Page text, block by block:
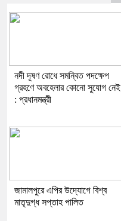
নদী দূষণ রোধে সমন্বিত পদক্ষেপ
গ্রহণে অবহেলার কোনো সুযোগ নেই
: প্রধানমন্ত্রী
জামালপুরে এপির উদ্যোগে বিশ্ব
মাতৃদুগ্ধ সপ্তাহ পালিত